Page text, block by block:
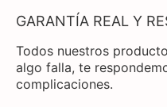
GARANTÍA REAL Y
Todos nuestros
algo falla, te
complicaciones.